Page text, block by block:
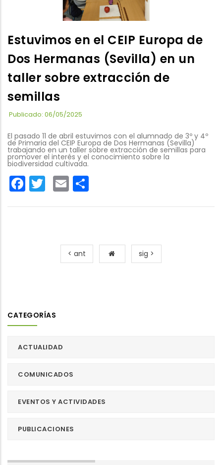
Estuvimos en el CEIP Europa de
Dos Hermanas (Sevilla) en un
taller sobre extracción de
semillas
Publicado: 06/05/2025
El pasado 11 de abril estuvimos con el alumnado de 3º y 4º
de Primaria del CEIP Europa de Dos Hermanas (Sevilla)
trabajando en un taller sobre extracción de semillas para
promover el interés y el conocimiento sobre la
biodiversidad cultivada.
Facebook
Twitter
Email
< ant sig >
CATEGORÍAS
ACTUALIDAD
COMUNICADOS
EVENTOS Y ACTIVIDADES
PUBLICACIONES